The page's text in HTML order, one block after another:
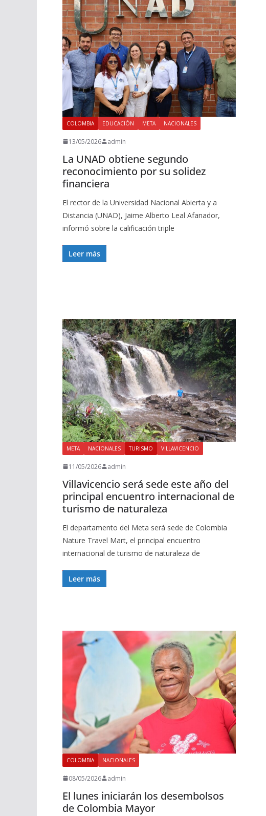
COLOMBIA EDUCACIÓN META NACIONALES
13/05/2026 admin
La UNAD obtiene segundo
reconocimiento por su solidez
financiera
El rector de la Universidad Nacional Abierta y a
Distancia (UNAD), Jaime Alberto Leal Afanador,
informó sobre la calificación triple
Leer más
META NACIONALES TURISMO VILLAVICENCIO
11/05/2026 admin
Villavicencio será sede este año del
principal encuentro internacional de
turismo de naturaleza
El departamento del Meta será sede de Colombia
Nature Travel Mart, el principal encuentro
internacional de turismo de naturaleza de
Leer más
COLOMBIA NACIONALES
08/05/2026 admin
El lunes iniciarán los desembolsos
de Colombia Mayor